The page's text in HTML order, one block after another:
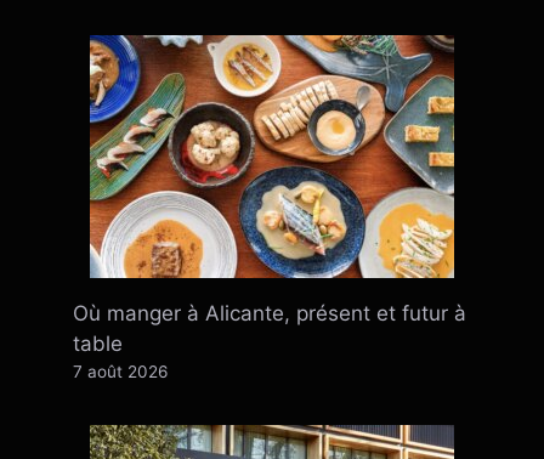
Où manger à Alicante, présent et futur à
table
7 août 2026